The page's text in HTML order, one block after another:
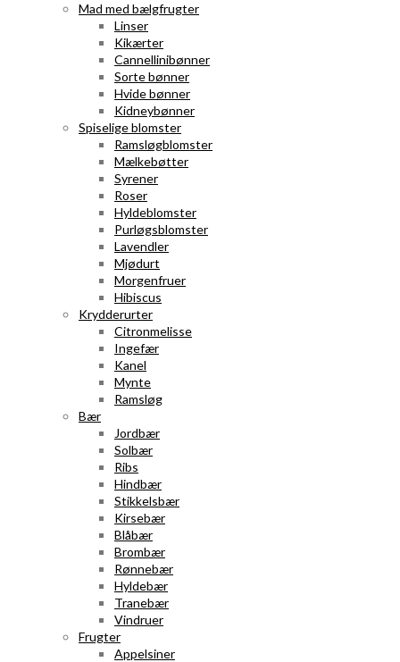
Mad med bælgfrugter
Linser
Kikærter
Cannellinibønner
Sorte bønner
Hvide bønner
Kidneybønner
Spiselige blomster
Ramsløgblomster
Mælkebøtter
Syrener
Roser
Hyldeblomster
Purløgsblomster
Lavendler
Mjødurt
Morgenfruer
Hibiscus
Krydderurter
Citronmelisse
Ingefær
Kanel
Mynte
Ramsløg
Bær
Jordbær
Solbær
Ribs
Hindbær
Stikkelsbær
Kirsebær
Blåbær
Brombær
Rønnebær
Hyldebær
Tranebær
Vindruer
Frugter
Appelsiner